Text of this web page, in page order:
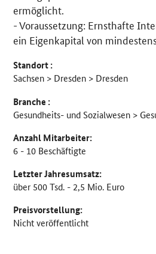
ermöglicht.
- Voraussetzung: Ernsthafte
ein Eigenkapital von
Standort :
Sachsen > Dresden > Dresden
Branche :
Gesundheits- und Sozialwesen >
Anzahl Mitarbeiter:
6 - 10 Beschäftigte
Letzter Jahresumsatz:
über 500 Tsd. - 2,5 Mio. Euro
Preisvorstellung:
Nicht veröffentlicht